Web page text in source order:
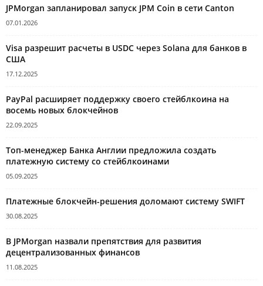
JPMorgan запланировал запуск JPM Coin в сети Canton
07.01.2026
Visa разрешит расчеты в USDC через Solana для банков в
США
17.12.2025
PayPal расширяет поддержку своего стейблкоина на
восемь новых блокчейнов
22.09.2025
Топ-менеджер Банка Англии предложила создать
платежную систему со стейблкоинами
05.09.2025
Платежные блокчейн-решения доломают систему SWIFT
30.08.2025
В JPMorgan назвали препятствия для развития
децентрализованных финансов
11.08.2025